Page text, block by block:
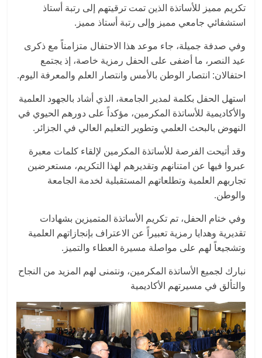
تكريم مميز للأساتذة الذين تمت ترقيتهم إلى رتبة أستاذ
استشفائي جامعي مميز وإلى رتبة أستاذ مميز.
وفي صدفة جميلة، جاء موعد هذا الاحتفال متزامناً مع ذكرى
عيد النصر، ما أضفى على الحفل رمزية خاصة، إذ يجتمع
احتفالان: انتصار الوطن بالأمس وانتصار العلم والمعرفة اليوم.
استهل الحفل بكلمة لمدير الجامعة، الذي أشاد بالجهود العلمية
والأكاديمية للأساتذة المكرمين، مؤكداً على دورهم الحيوي في
النهوض بالبحث العلمي وتطوير التعليم العالي في الجزائر.
وقد أتيحت الفرصة للأساتذة المكرمين لإلقاء كلمات معبرة
عبروا فيها عن امتنانهم وتقديرهم لهذا التكريم، مستعرضين
تجاربهم العلمية وتطلعاتهم المستقبلية لخدمة الجامعة
والوطن.
وفي ختام الحفل، تم تكريم الأساتذة المتميزين بشهادات
تقديرية وهدايا رمزية تعبيراً عن الاعتراف بإنجازاتهم العلمية
وتشجيعاً لهم على مواصلة مسيرة العطاء والتميز.
نبارك لجميع الأساتذة المكرمين، ونتمنى لهم المزيد من النجاح
والتألق في مسيرتهم الأكاديمية